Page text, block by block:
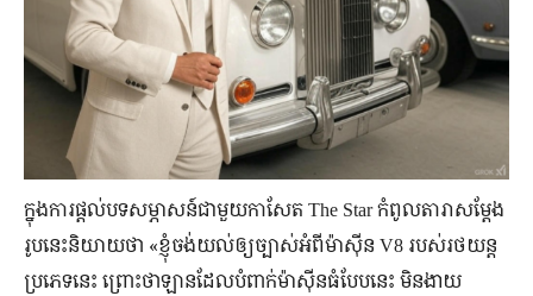
ក្នុងការផ្ដល់បទសម្ភាសន៍ជាមួយកាសែត The Star កំពូលតារាសម្ដែង
រូបនេះនិយាយថា «ខ្ញុំចង់យល់ឲ្យច្បាស់អំពីម៉ាស៊ីន V8 របស់រថយន្ត
ប្រភេទនេះ ព្រោះថាឡានដែលបំពាក់ម៉ាស៊ីនធំបែបនេះ មិនងាយ